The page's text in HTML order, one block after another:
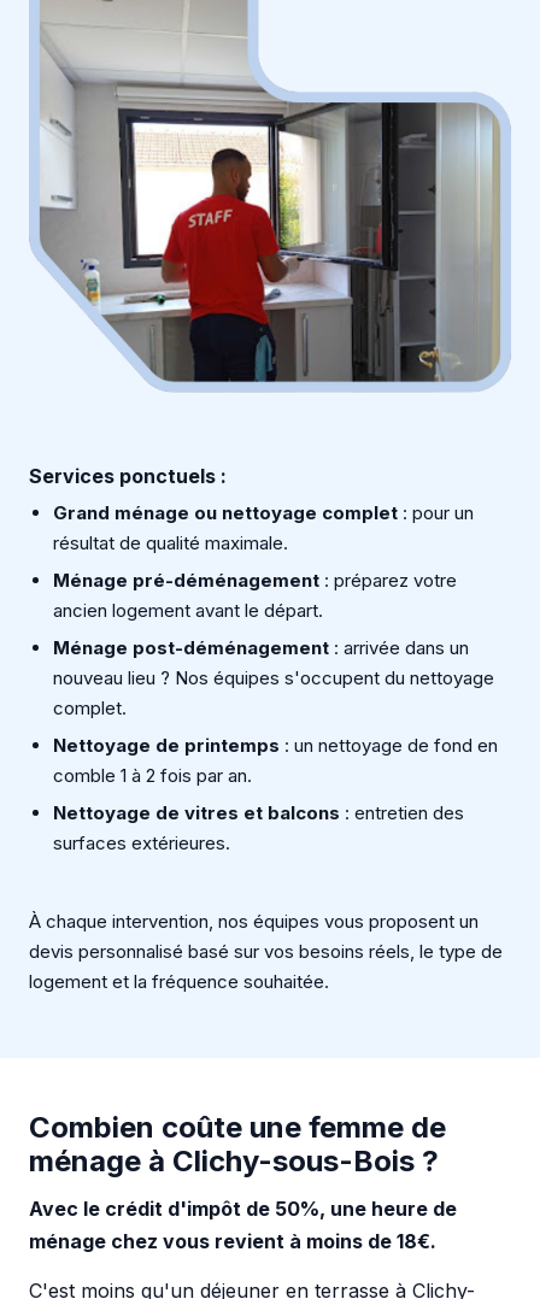
Services ponctuels :
Grand ménage ou nettoyage complet : pour un
résultat de qualité maximale.
Ménage pré-déménagement : préparez votre
ancien logement avant le départ.
Ménage post-déménagement : arrivée dans un
nouveau lieu ? Nos équipes s'occupent du nettoyage
complet.
Nettoyage de printemps : un nettoyage de fond en
comble 1 à 2 fois par an.
Nettoyage de vitres et balcons : entretien des
surfaces extérieures.
À chaque intervention, nos équipes vous proposent un
devis personnalisé basé sur vos besoins réels, le type de
logement et la fréquence souhaitée.
Combien coûte une femme de
ménage à Clichy-sous-Bois ?
Avec le crédit d'impôt de 50%, une heure de
ménage chez vous revient à moins de 18€.
C'est moins qu'un déjeuner en terrasse à Clichy-